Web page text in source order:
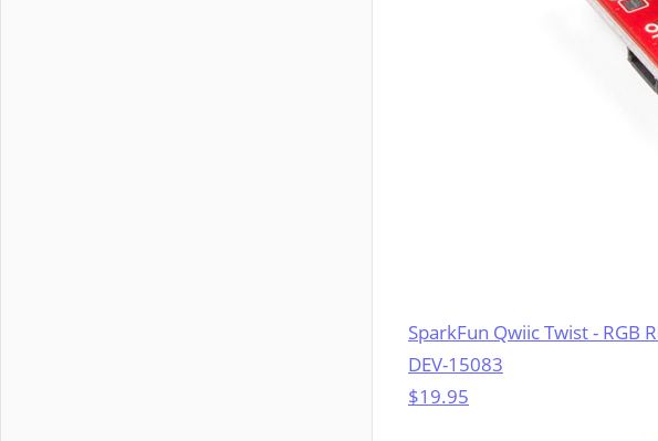
SparkFun Qwiic Twist - RGB
DEV-15083
$19.95